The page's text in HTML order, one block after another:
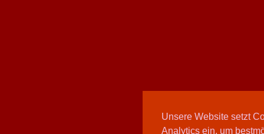
Unsere Website setzt
Analytics ein, um